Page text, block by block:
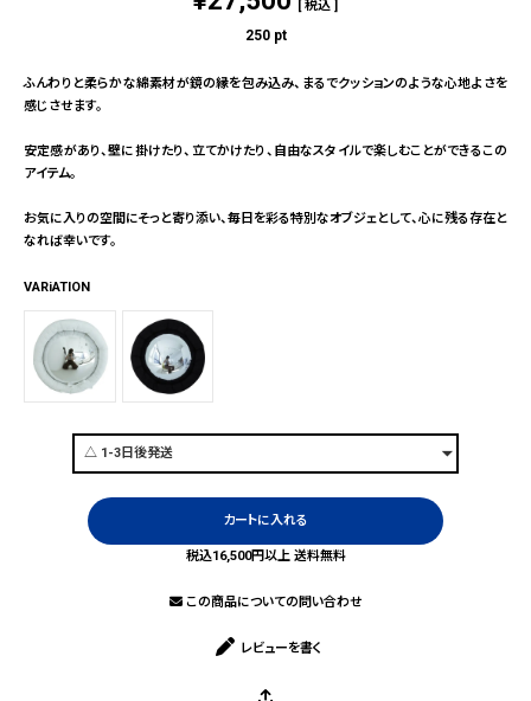
税込
250 pt
ふんわりと柔らかな綿素材が鏡の縁を包み込み、まるでクッションのような心地よさを
感じさせます。
安定感があり、壁に掛けたり、立てかけたり、自由なスタイルで楽しむことができるこの
アイテム。
お気に入りの空間にそっと寄り添い、毎日を彩る特別なオブジェとして、心に残る存在と
なれば幸いです。
VARiATION
カートに入れる
税込16,500円以上 送料無料
この商品についての問い合わせ
レビューを書く